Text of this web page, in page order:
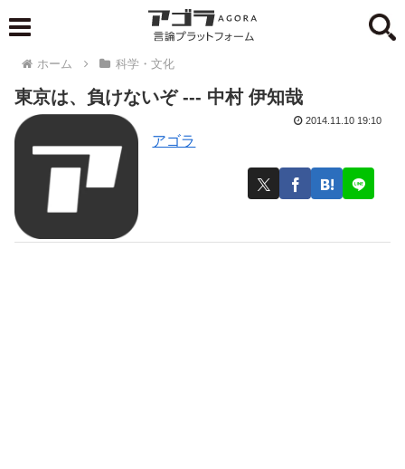
ホーム 科学・文化
東京は、負けないぞ --- 中村 伊知哉
アゴラ
2014.11.10 19:10